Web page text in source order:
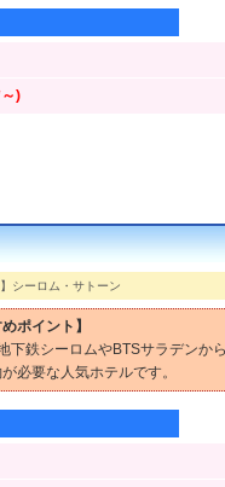
)
】シーロム・サトーン
めポイント】
下鉄シーロムやBTSサラデンか
必要な人気ホテルです。